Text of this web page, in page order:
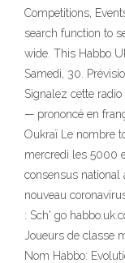
Competitions,
search function to
wide. This Habbo
Samedi, 30.
Signalez cette
— prononcé en
Oukraï Le nombre
mercredi les 5000
consensus national
nouveau
: Sch' go
Joueurs de classe
Nom Habbo: